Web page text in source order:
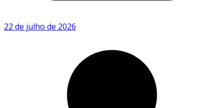
22 de julho de 2026